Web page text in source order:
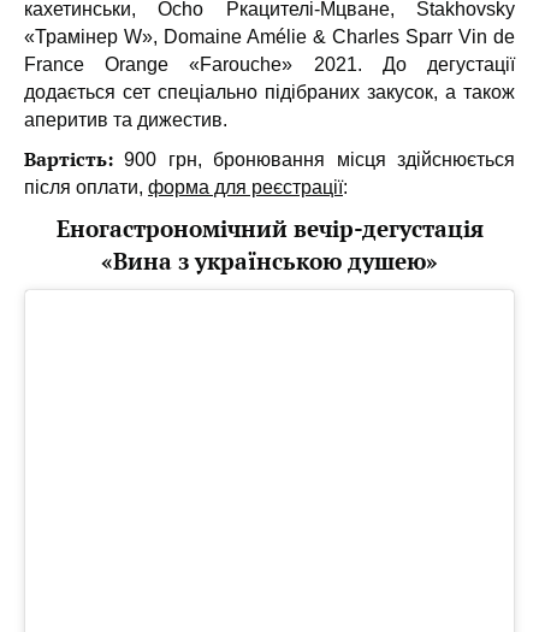
кахетинськи, Ocho Ркацителі-Мцване, Stakhovsky
«Трамінер W», Domaine Amélie & Charles Sparr Vin de
France Orange «Farouche» 2021. До дегустації
додається сет спеціально підібраних закусок, а також
аперитив та дижестив.
Вартість: 900 грн, бронювання місця здійснюється
після оплати, форма для реєстрації:
Еногастрономічний вечір-дегустація
«Вина з українською душею»